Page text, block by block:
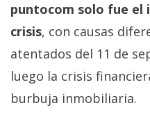
puntocom solo fue el
crisis, con causas
atentados del 11 de
luego la crisis
burbuja inmobiliaria.